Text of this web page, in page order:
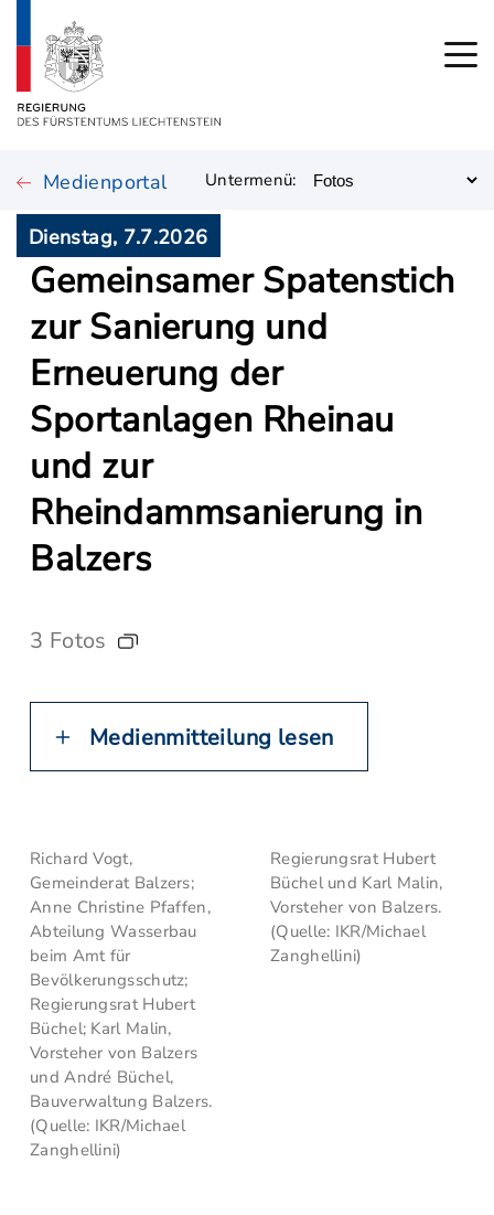
Medienportal Untermenü:
Dienstag, 7.7.2026
Gemeinsamer Spatenstich
zur Sanierung und
Erneuerung der
Sportanlagen Rheinau
und zur
Rheindammsanierung in
Balzers
3 Fotos
Medienmitteilung lesen
Richard Vogt,
Gemeinderat Balzers;
Anne Christine Pfaffen,
Abteilung Wasserbau
beim Amt für
Bevölkerungsschutz;
Regierungsrat Hubert
Büchel; Karl Malin,
Vorsteher von Balzers
und André Büchel,
Bauverwaltung Balzers.
(Quelle: IKR/Michael
Zanghellini)
Regierungsrat Hubert
Büchel und Karl Malin,
Vorsteher von Balzers.
(Quelle: IKR/Michael
Zanghellini)